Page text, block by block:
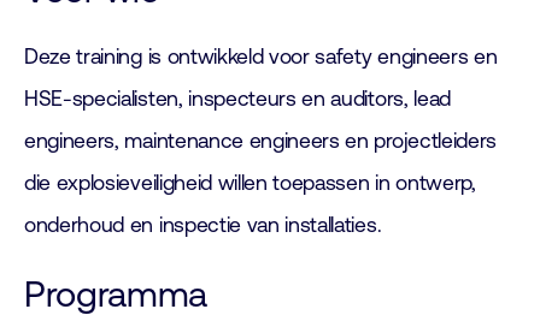
Deze training is ontwikkeld voor safety engineers en
HSE-specialisten, inspecteurs en auditors, lead
engineers, maintenance engineers en projectleiders
die explosieveiligheid willen toepassen in ontwerp,
onderhoud en inspectie van installaties.
Programma